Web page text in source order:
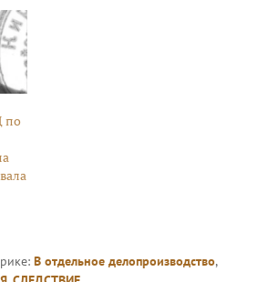
по
В отдельное делопроизводство,